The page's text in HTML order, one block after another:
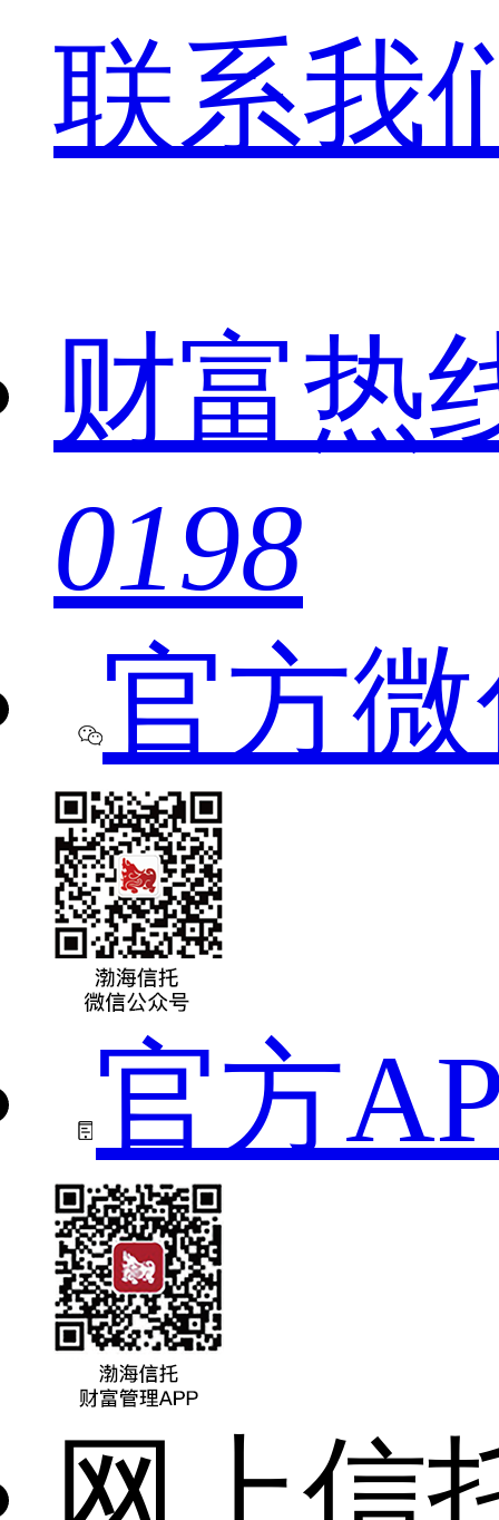
联系我
财富热
0198
官方
官方